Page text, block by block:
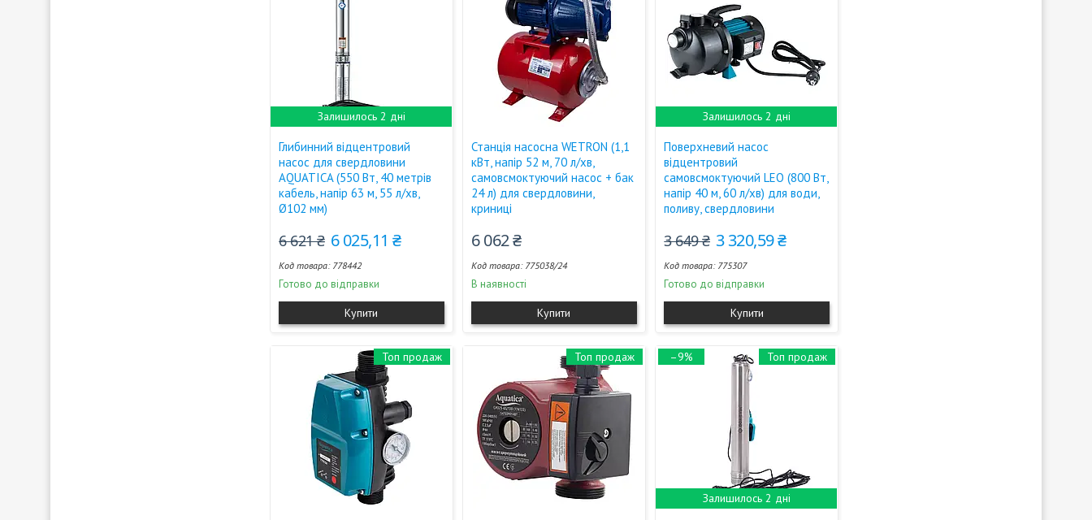
Залишилось 2 дні
Глибинний відцентровий
насос для свердловини
AQUATICA (550 Вт, 40 метрів
кабель, напір 63 м, 55 л/хв,
Ø102 мм)
6 621 ₴ 6 025,11 ₴
778442
Готово до відправки
Купити
Станція насосна WETRON (1,1
кВт, напір 52 м, 70 л/хв,
самовсмоктуючий насос + бак
24 л) для свердловини,
криниці
6 062 ₴
775038/24
В наявності
Купити
Залишилось 2 дні
Поверхневий насос
відцентровий
самовсмоктуючий LEO (800 Вт,
напір 40 м, 60 л/хв) для води,
поливу, свердловини
3 649 ₴ 3 320,59 ₴
775307
Готово до відправки
Купити
Топ продаж Топ продаж –9%
Залишилось 2 дні
Топ продаж